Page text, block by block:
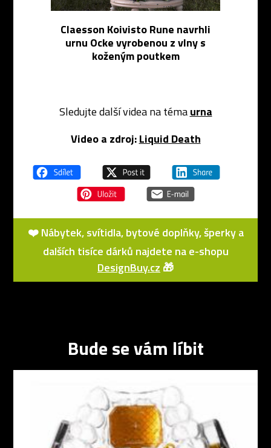
Claesson Koivisto Rune navrhli
urnu Ocke vyrobenou z vlny s
koženým poutkem
Sledujte další videa na témaurna
Video a zdroj: Liquid Death
❤️ Nábytek, svítidla, bytové doplňky, šperky a
dalších tisíce dárků najdete na e-shopu
DesignBuy.cz 🎁
Bude se vám líbit